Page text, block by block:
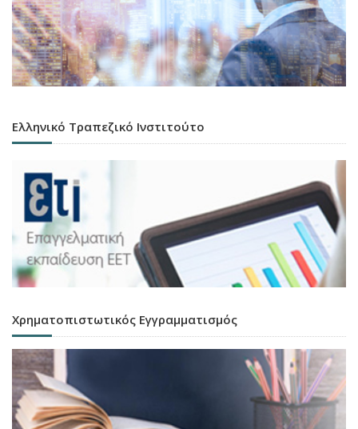
Ελληνικό Τραπεζικό Ινστιτούτο
Χρηματοπιστωτικός Εγγραμματισμός